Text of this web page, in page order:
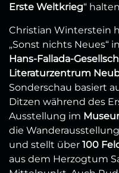
Erste Weltkrieg“
Christian Winterstein
„Sonst nichts Neues“
Hans-Fallada-
Literaturzentrum
Sonderschau basiert
Ditzen während des
Ausstellung im
die
und stellt über 100
aus dem Herzogtum